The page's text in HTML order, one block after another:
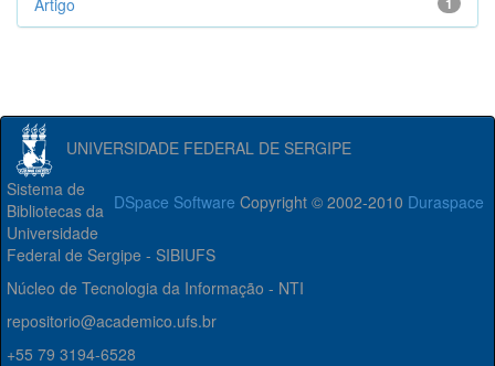
Artigo
UNIVERSIDADE FEDERAL DE SERGIPE
DSpace Software Copyright © 2002-2010 Duraspace
Sistema de
Bibliotecas da
Universidade
Federal de Sergipe - SIBIUFS
Núcleo de Tecnologia da Informação - NTI
repositorio@academico.ufs.br
+55 79 3194-6528